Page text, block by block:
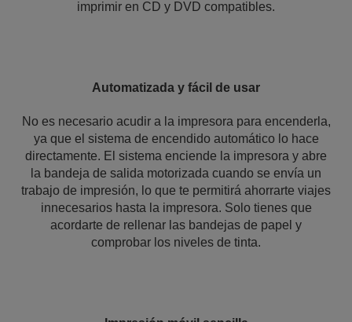
imprimir en CD y DVD compatibles.
Automatizada y fácil de usar
No es necesario acudir a la impresora para encenderla,
ya que el sistema de encendido automático lo hace
directamente. El sistema enciende la impresora y abre
la bandeja de salida motorizada cuando se envía un
trabajo de impresión, lo que te permitirá ahorrarte viajes
innecesarios hasta la impresora. Solo tienes que
acordarte de rellenar las bandejas de papel y
comprobar los niveles de tinta.